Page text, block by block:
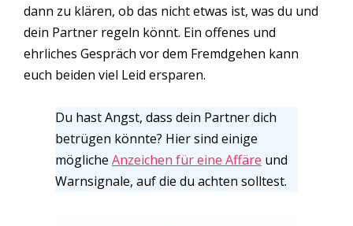
dann zu klären, ob das nicht etwas ist, was du und
dein Partner regeln könnt. Ein offenes und
ehrliches Gespräch vor dem Fremdgehen kann
euch beiden viel Leid ersparen.
Du hast Angst, dass dein Partner dich
betrügen könnte? Hier sind einige
mögliche Anzeichen für eine Affäre und
Warnsignale, auf die du achten solltest.